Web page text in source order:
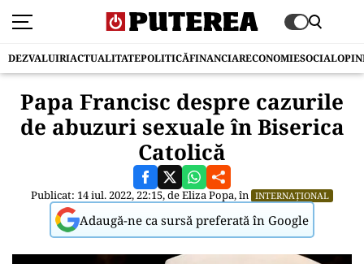
DEZVALUIRIACTUALITATEPOLITICĂFINANCIARECONOMIESOCIAL
Papa Francisc despre cazurile
de abuzuri sexuale în Biserica
Catolică
Publicat: 14 iul. 2022, 22:15, deEliza Popa, în INTERNAȚIONAL
Adaugă-ne ca sursă preferată în Google